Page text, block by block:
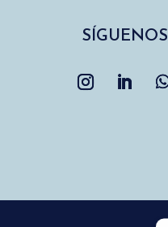
SÍGUENOS